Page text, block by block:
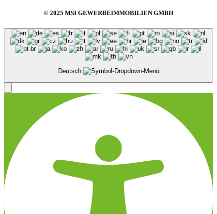
© 2025 MSI GEWERBEIMMOBILIEN GMBH
Deutsch